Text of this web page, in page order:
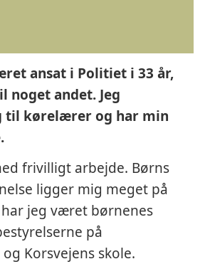
ansat i Politiet i 33 år,
noget andet. Jeg
til kørelærer og har min
frivilligt arbejde. Børns
ligger mig meget på
jeg været børnenes
på
Korsvejens skole.